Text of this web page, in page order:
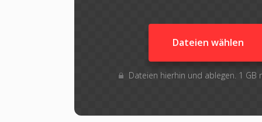
Dateien wählen
Dateien hierhin und ablegen. 1